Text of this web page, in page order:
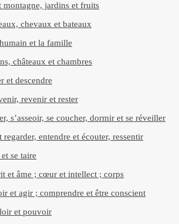
montagne, jardins et fruits
chevaux et bateaux
et la famille
châteaux et chambres
et descendre
revenir et rester
s’asseoir, se coucher, dormir et se réveiller
entendre et écouter, ressentir
se taire
et âme ; cœur et intellect ; corps
et agir ; comprendre et être conscient
et pouvoir